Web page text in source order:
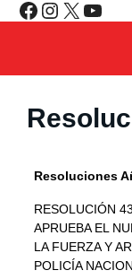
Saltar
Facebook Instagram X YouTube
Resoluciones
RESOLUCIÓN
APRUEBA EL
LA FUERZA Y
POLICÍA